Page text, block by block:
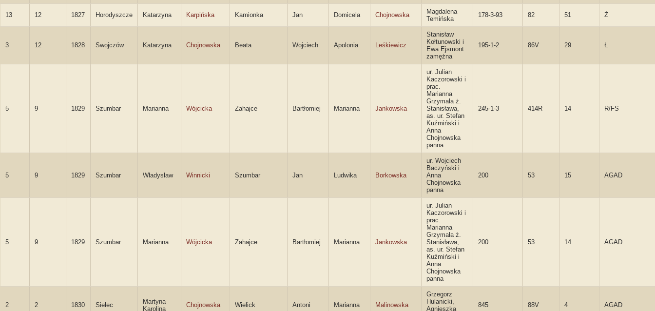
13 12 1827 Horodyszcze Katarzyna Karpińska Kamionka Jan Domicela Chojnowska
Magdalena
Temińska
178-3-93 82 51 Ż
3 12 1828 Swojczów Katarzyna Chojnowska Beata Wojciech Apolonia Leśkiewicz
Stanisław
Kołtunowski i
Ewa Ejsmont
zamężna
195-1-2 86V 29 Ł
5 9 1829 Szumbar Marianna Wójcicka Zahajce Bartłomiej Marianna Jankowska
ur. Julian
Kaczorowski i
prac.
Marianna
Grzymała ż.
Stanisława,
as. ur. Stefan
Kuźmiński i
Anna
Chojnowska
panna
245-1-3 414R 14 R/FS
5 9 1829 Szumbar Władysław Winnicki Szumbar Jan Ludwika Borkowska
ur. Wojciech
Baczyński i
Anna
Chojnowska
panna
200 53 15 AGAD
5 9 1829 Szumbar Marianna Wójcicka Zahajce Bartłomiej Marianna Jankowska
ur. Julian
Kaczorowski i
prac.
Marianna
Grzymała ż.
Stanisława,
as. ur. Stefan
Kuźmiński i
Anna
Chojnowska
panna
200 53 14 AGAD
2 2 1830 Sielec
Martyna
Karolina
Chojnowska Wielick Antoni Marianna Malinowska
Grzegorz
Hulanicki,
Agnieszka
845 88V 4 AGAD